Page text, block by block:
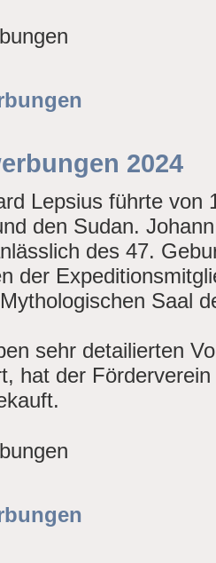
2024
Lepsius führte von
den Sudan.
des 47.
der
Saal
sehr detailierten
hat der